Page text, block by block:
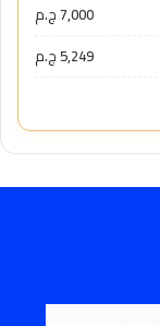
7,000 ج.م
5,249 ج.م